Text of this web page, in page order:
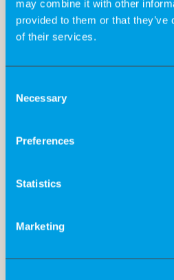
may combine it with other
provided to them or that
of their services.
Selection
Necessary
Preferences
Statistics
Marketing